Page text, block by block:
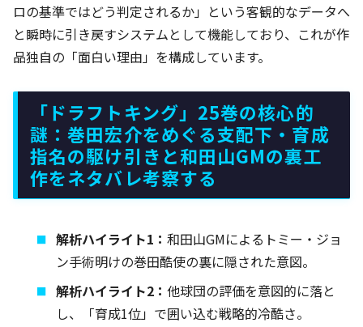
ロの基準ではどう判定されるか」という客観的なデータへ
と瞬時に引き戻すシステムとして機能しており、これが作
品独自の「面白い理由」を構成しています。
「ドラフトキング」25巻の核心的
謎：巻田宏介をめぐる支配下・育成
指名の駆け引きと和田山GMの裏工
作をネタバレ考察する
解析ハイライト1：和田山GMによるトミー・ジョ
ン手術明けの巻田酷使の裏に隠された意図。
解析ハイライト2：他球団の評価を意図的に落と
し、「育成1位」で囲い込む戦略的冷酷さ。